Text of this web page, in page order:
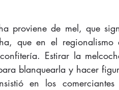
proviene de mel, que
que en el regionalismo
Estirar la
blanquearla y hacer
en los